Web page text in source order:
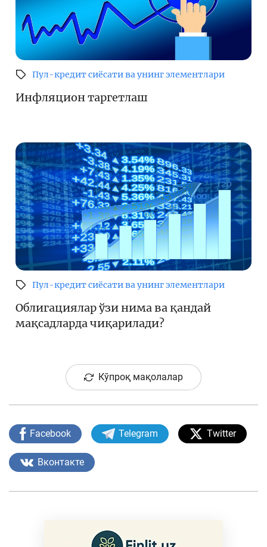
Пул-кредит сиёсати ва унинг элементлари
Инфляцион таргетлаш
Пул-кредит сиёсати ва унинг элементлари
Облигациялар ўзи нима ва қандай
мақсадларда чиқарилади?
Кўпроқ мақолалар
Facebook Telegram Twitter
Вконтакте